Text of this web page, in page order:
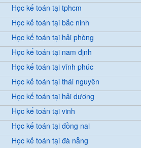
Học kế toán tại tphcm
Học kế toán tại bắc ninh
Học kế toán tại hải phòng
Học kế toán tại nam định
Học kế toán tại vĩnh phúc
Học kế toán tại thái nguyên
Học kế toán tại hải dương
Học kế toán tại vinh
Học kế toán tại đồng nai
Học kế toán tại đà nẵng